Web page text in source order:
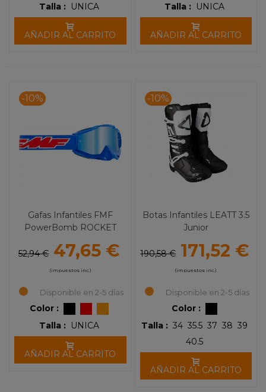
Talla :
UNICA
AÑADIR AL CARRITO
Talla :
UNICA
AÑADIR AL CARRITO
-10%
Gafas Infantiles FMF
PowerBomb ROCKET
52,94 € 47,65 €
(impuestos inc.)
Disponible en 2-5 días
Color :
Talla :
UNICA
AÑADIR AL CARRITO
-10%
Botas Infantiles LEATT 3.5
Junior
190,58 € 171,52 €
(impuestos inc.)
Disponible en 2-5 días
Color :
Talla : 34 35.5 37 38 39
40.5
AÑADIR AL CARRITO